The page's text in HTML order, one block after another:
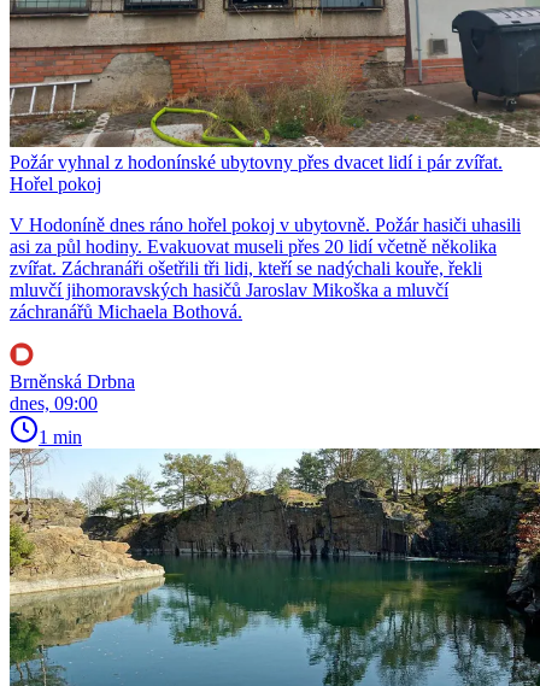
Požár vyhnal z hodonínské ubytovny přes dvacet lidí i pár zvířat.
Hořel pokoj
V Hodoníně dnes ráno hořel pokoj v ubytovně. Požár hasiči uhasili
asi za půl hodiny. Evakuovat museli přes 20 lidí včetně několika
zvířat. Záchranáři ošetřili tři lidi, kteří se nadýchali kouře, řekli
mluvčí jihomoravských hasičů Jaroslav Mikoška a mluvčí
záchranářů Michaela Bothová.
Brněnská Drbna
dnes, 09:00
1 min